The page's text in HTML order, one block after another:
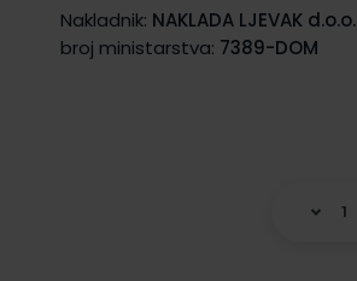
Nakladnik: NAKLADA LJEVAK d.o.o.
broj ministarstva: 7389-DOM